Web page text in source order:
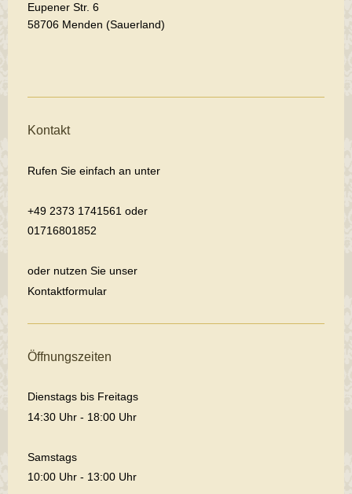
Eupener Str. 6
58706 Menden (Sauerland)
Kontakt
Rufen Sie einfach an unter
+49 2373 1741561 oder
01716801852
oder nutzen Sie unser
Kontaktformular
Öffnungszeiten
Dienstags bis Freitags
14:30 Uhr - 18:00 Uhr
Samstags
10:00 Uhr - 13:00 Uhr